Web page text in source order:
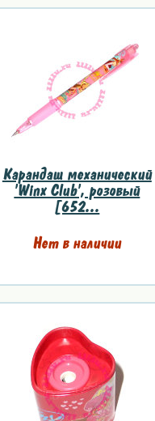
Карандаш механический
'Winx Club', розовый
[652...
Нет в наличии